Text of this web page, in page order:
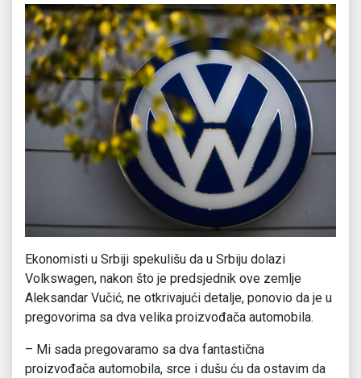
Ekonomisti u Srbiji spekulišu da u Srbiju dolazi
Volkswagen, nakon što je predsjednik ove zemlje
Aleksandar Vučić, ne otkrivajući detalje, ponovio da je u
pregovorima sa dva velika proizvođača automobila.
– Mi sada pregovaramo sa dva fantastična
proizvođača automobila, srce i dušu ću da ostavim da